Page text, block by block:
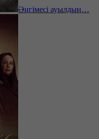
Әңгімесі ауылдың…